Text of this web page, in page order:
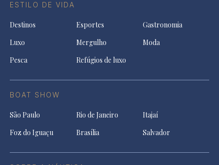
ESTILO DE VIDA
Destinos Esportes
Gastronomia
Luxo
Mergulho
Moda
Pesca
Refúgios de luxo
BOAT SHOW
São Paulo Rio de Janeiro
Itajaí
Foz do Iguaçu
Brasília Salvador